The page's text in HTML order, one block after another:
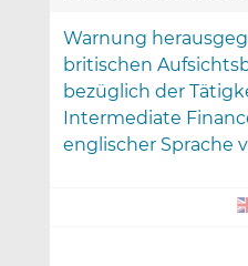
Warnung
britischen
bezüglich der
Intermediate
englischer Sprache